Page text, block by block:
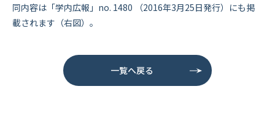
同内容は「学内広報」no. 1480 （2016年3月25日発行）にも掲
載されます（右図）。
一覧へ戻る